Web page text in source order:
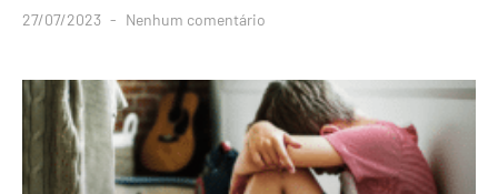
27/07/2023
Nenhum comentário